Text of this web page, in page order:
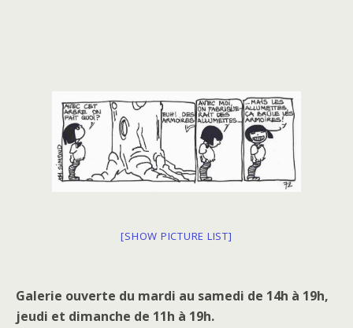
[SHOW PICTURE LIST]
Galerie ouverte du mardi au samedi de 14h à 19h,
jeudi et dimanche de 11h à 19h.